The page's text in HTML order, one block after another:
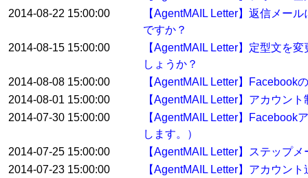
2014-08-22 15:00:00
【AgentMAIL Letter】返信メー
ですか？
2014-08-15 15:00:00
【AgentMAIL Letter】定型文を
しょうか？
2014-08-08 15:00:00
【AgentMAIL Letter】
2014-08-01 15:00:00
【AgentMAIL Letter】アカウン
2014-07-30 15:00:00
【AgentMAIL Letter】
します。）
2014-07-25 15:00:00
【AgentMAIL Letter】ステップ
2014-07-23 15:00:00
【AgentMAIL Letter】アカウン